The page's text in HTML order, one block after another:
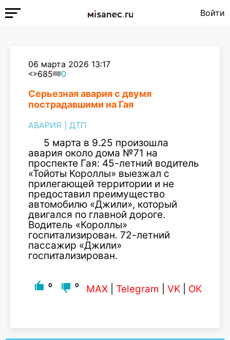
Войти
06 марта 2026 13:17
685
0
Серьезная авария с двумя
пострадавшими на Гая
АВАРИЯ ДТП
5 марта в 9.25 произошла
авария около дома №71 на
проспекте Гая: 45-летний водитель
«Тойоты Короллы» выезжал с
прилегающей территории и не
предоставил преимущество
автомобилю «Джили», который
двигался по главной дороге.
Водитель «Короллы»
госпитализирован. 72-летний
пассажир «Джили»
госпитализирован.
0 0 MAX Telegram VK OK